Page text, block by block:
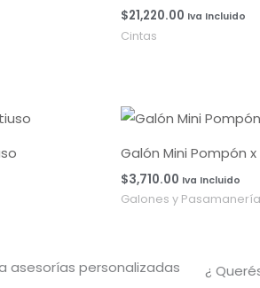
$21,220.00 Iva Incluido
Cintas
Galón Mini Pompón x
$3,710.00 Iva Incluido
Galones y Pasamanería
asesorías personalizadas ¿